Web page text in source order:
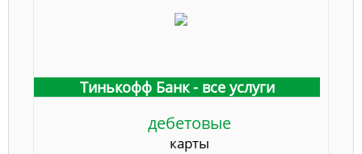
Тинькофф Банк - все услуги
дебетовые
карты